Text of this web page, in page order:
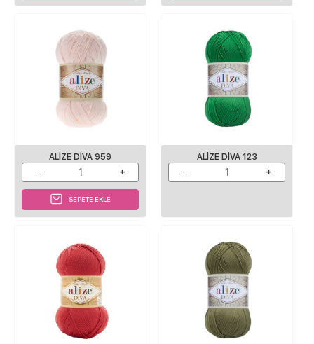
ALIZE DIVA 959
SEPETE EKLE
ALIZE DIVA 123